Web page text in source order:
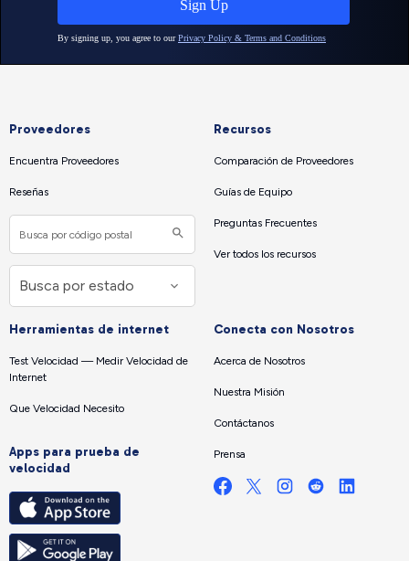
Proveedores
Encuentra Proveedores
Reseñas
Recursos
Comparación de Proveedores
Guías de Equipo
Preguntas Frecuentes
Ver todos los recursos
Herramientas de internet
Test Velocidad — Medir Velocidad de
Internet
Que Velocidad Necesito
Apps para prueba de
velocidad
Conecta con Nosotros
Acerca de Nosotros
Nuestra Misión
Contáctanos
Prensa